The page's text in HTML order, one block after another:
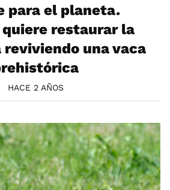
para el planeta.
restaurar la
una vaca
HACE 2 AÑOS